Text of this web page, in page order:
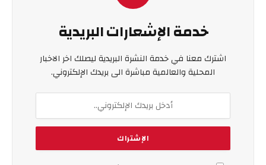
خدمة الإشعارات البريدية
اشترك معنا في خدمة النشرة البريدية ليصلك اخر الاخبار
المحلية والعالمية مباشرة الى بريدك الإلكتروني.